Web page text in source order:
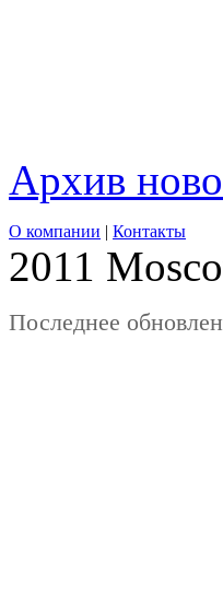
Архив
О компании | Контакты
2011
Последнее